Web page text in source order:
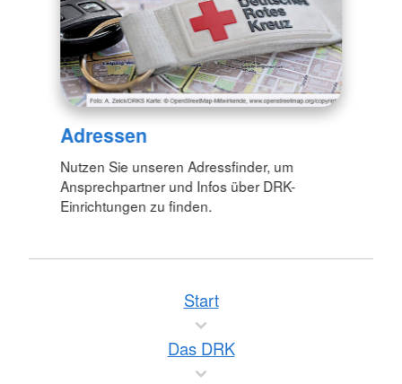
Adressen
Nutzen Sie unseren Adressfinder, um
Ansprechpartner und Infos über DRK-
Einrichtungen zu finden.
Start
Das DRK